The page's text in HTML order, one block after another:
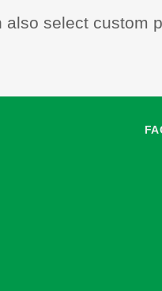
also select custom